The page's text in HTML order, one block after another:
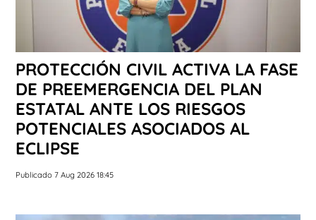
PROTECCIÓN CIVIL ACTIVA LA FASE
DE PREEMERGENCIA DEL PLAN
ESTATAL ANTE LOS RIESGOS
POTENCIALES ASOCIADOS AL
ECLIPSE
Publicado 7 Aug 2026 18:45